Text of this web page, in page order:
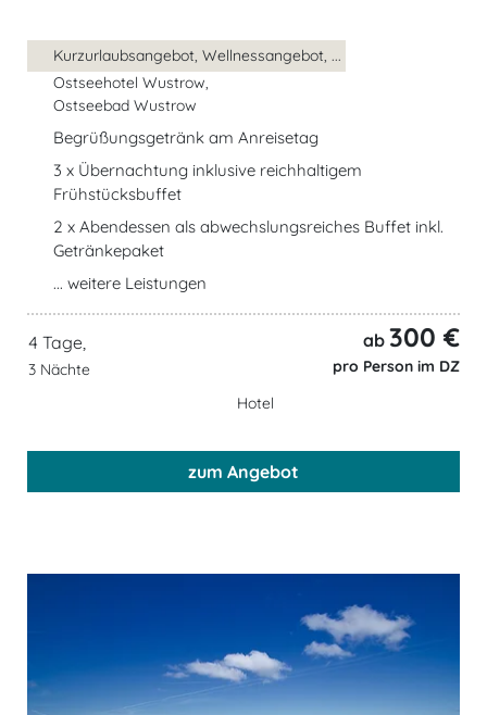
Kurzurlaubsangebot, Wellnessangebot, ...
Ostseehotel Wustrow,
Ostseebad Wustrow
Begrüßungsgetränk am Anreisetag
3 x Übernachtung inklusive reichhaltigem
Frühstücksbuffet
2 x Abendessen als abwechslungsreiches Buffet inkl.
Getränkepaket
... weitere Leistungen
4 Tage,
3 Nächte
ab 300 €
pro Person im DZ
Hotel
zum Angebot